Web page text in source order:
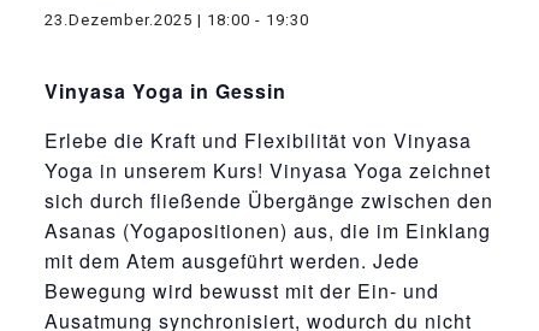
23.Dezember.2025 | 18:00 - 19:30
Vinyasa Yoga in Gessin
Erlebe die Kraft und Flexibilität von Vinyasa
Yoga in unserem Kurs! Vinyasa Yoga zeichnet
sich durch fließende Übergänge zwischen den
Asanas (Yogapositionen) aus, die im Einklang
mit dem Atem ausgeführt werden. Jede
Bewegung wird bewusst mit der Ein- und
Ausatmung synchronisiert, wodurch du nicht